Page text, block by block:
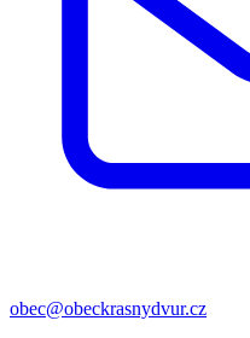
obec@obeckrasnydvur.cz